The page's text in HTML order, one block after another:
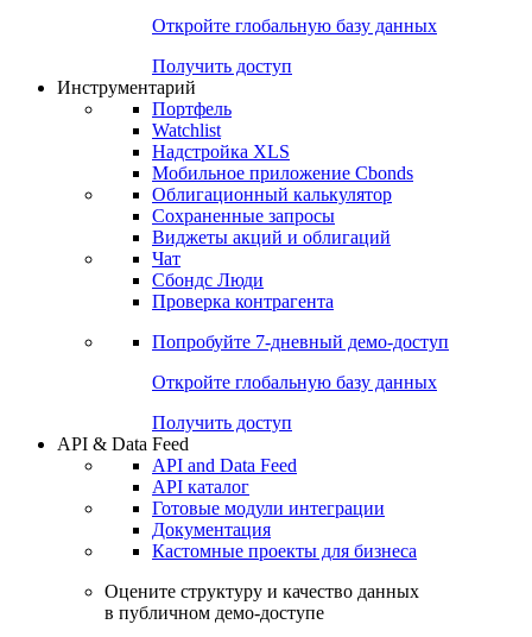
Консенсусы
Попробуйте7-дневный
Откройте глобальную базу данных
Получить доступ
Инструментарий
Портфель
Watchlist
Надстройка XLS
Мобильное приложение Cbonds
Облигационный калькулятор
Сохраненные запросы
Чат
Проверка контрагента
Попробуйте7-дневный
Откройте глобальную базу данных
Получить доступ
API & Data Feed
API and Data Feed
Готовые модули интеграции
Документация